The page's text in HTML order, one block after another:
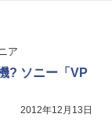
ア
? ソニー「VP
2012年12月13日